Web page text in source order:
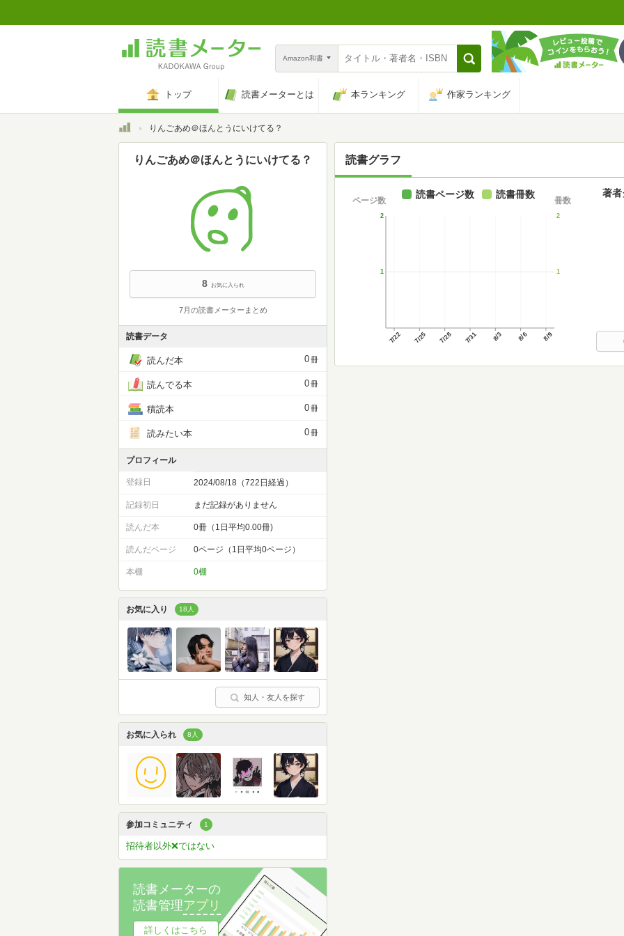
Amazon和書
トップ 読書メーターとは 本ランキング 作家ランキング
トップりんごあめ＠ほんとうにいけてる？
読書グラフ
7/22 7/25 7/28 7/31 8/3 8/6 8/9
1
2
ページ数
1
2
冊数
読書ページ数 読書冊数 著者
りんごあめ＠ほんとうにいけてる？
8 お気に入られ
7月の読書メーターまとめ
読書データ
読んだ本 0冊
読んでる本 0冊
積読本 0冊
読みたい本 0冊
プロフィール
登録日 2024/08/18（722日経過）
記録初日 まだ記録がありません
読んだ本 0冊（1日平均0.00冊)
読んだページ 0ページ（1日平均0ページ）
本棚 0棚
お気に入り 18人
知人・友人を探す
お気に入られ 8人
参加コミュニティ 1
招待者以外❌ではない
読書メーターの
読書管理アプリ
詳しくはこちら